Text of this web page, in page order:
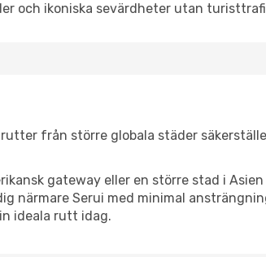
och ikoniska sevärdheter utan
från större globala städer
gateway eller en större stad i
Serui med minimal
ideala rutt idag.